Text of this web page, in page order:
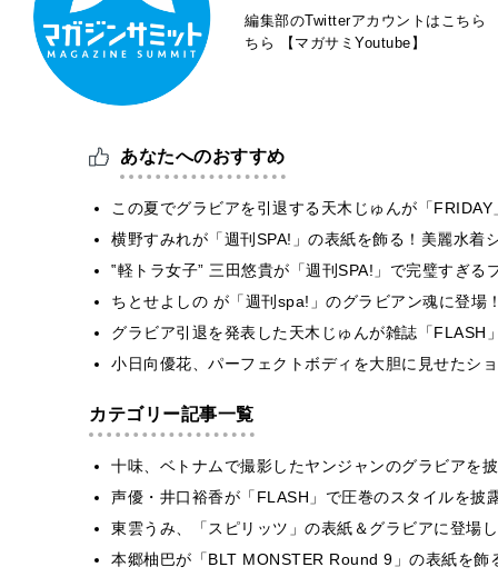
編集部のTwitterアカウントはこちら
ちら
【マガサミYoutube】
あなたへのおすすめ
この夏でグラビアを引退する天木じゅんが「
横野すみれが「週刊SPA!」の表紙を飾る！美麗水着
‟軽トラ女子” 三田悠貴が「週刊SPA!」で完璧すぎる
ちとせよしの が「週刊spa!」のグラビアン魂に登場
グラビア引退を発表した天木じゅんが雑誌「FLASH
小日向優花、パーフェクトボディを大胆に見せたシ
カテゴリー記事一覧
十味、ベトナムで撮影したヤンジャンのグラビアを
声優・井口裕香が「FLASH」で圧巻のスタイルを
東雲うみ、「スピリッツ」の表紙＆グラビアに登場
本郷柚巴が「BLT MONSTER Round 9」の表紙を